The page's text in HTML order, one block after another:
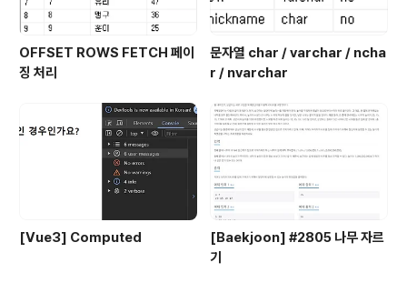
OFFSET ROWS FETCH 페이
징 처리
문자열 char / varchar / ncha
r / nvarchar
[Vue3] Computed
[Baekjoon] #2805 나무 자르
기